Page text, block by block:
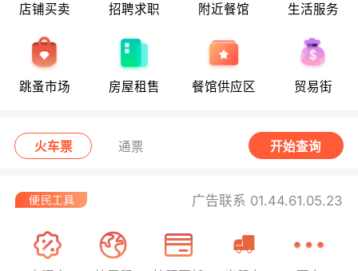
店铺买卖 招聘求职 附近餐馆 生活服务
跳蚤市场 房屋租售 餐馆供应区 贸易街
火车票 通票 开始查询
广告联系 01.44.61.05.23